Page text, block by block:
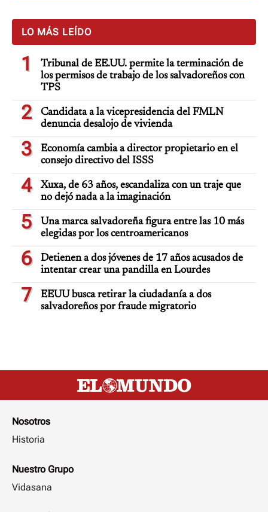
LO MÁS LEÍDO
1
Tribunal de EE.UU. permite la terminación de
los permisos de trabajo de los salvadoreños con
TPS
2
Candidata a la vicepresidencia del FMLN
denuncia desalojo de vivienda
3
Economía cambia a director propietario en el
consejo directivo del ISSS
4
Xuxa, de 63 años, escandaliza con un traje que
no dejó nada a la imaginación
5
Una marca salvadoreña figura entre las 10 más
elegidas por los centroamericanos
6
Detienen a dos jóvenes de 17 años acusados de
intentar crear una pandilla en Lourdes
7
EEUU busca retirar la ciudadanía a dos
salvadoreños por fraude migratorio
Nosotros
Historia
Nuestro Grupo
Vidasana